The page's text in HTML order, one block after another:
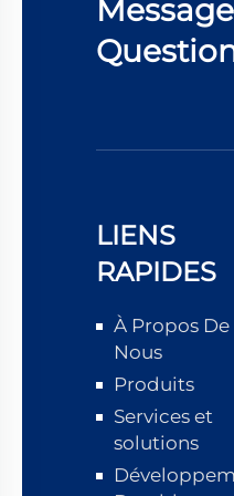
LIENS
RAPIDES
À Propos De
Nous
Produits
Services et
solutions